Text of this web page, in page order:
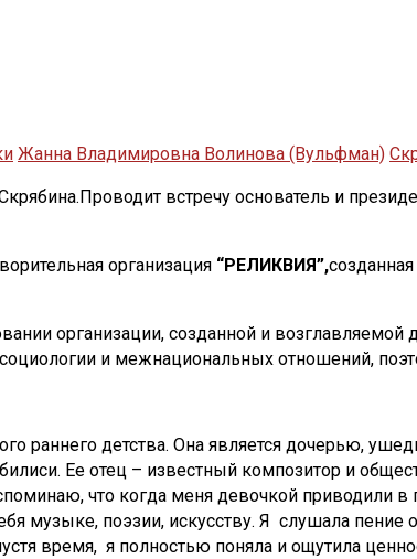
Жанна Владимировна Волинова (Вульфман)
встречу основатель и
организация “РЕЛИКВИЯ”,
организации, созданной и
и межнациональных отношений,
детства. Она является дочерью,
Ее отец – известный композитор и
что когда меня девочкой приводили в
музыке, поэзии, искусству. Я слушала пение
время, я полностью поняла и ощутила